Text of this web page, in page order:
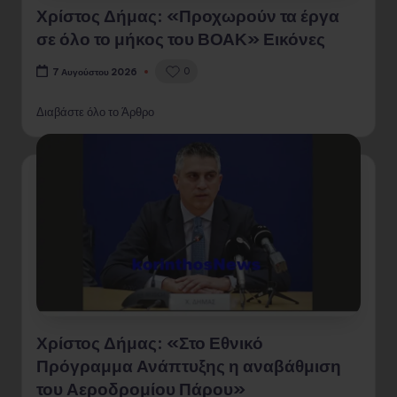
Χρίστος Δήμας: «Προχωρούν τα έργα
σε όλο το μήκος του ΒΟΑΚ» Εικόνες
7 Αυγούστου 2026 0
Διαβάστε όλο το Άρθρο
Χρίστος Δήμας: «Στο Εθνικό
Πρόγραμμα Ανάπτυξης η αναβάθμιση
του Αεροδρομίου Πάρου»